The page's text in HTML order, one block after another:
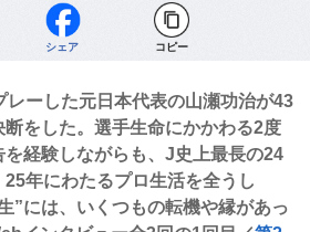
シェア コピー
ーした元日本代表の山瀬功治が43
をした。選手生命にかかわる2度
経験しながらも、J史上最長の24
年にわたるプロ生活を全うし
”には、いくつもの転機や縁があっ